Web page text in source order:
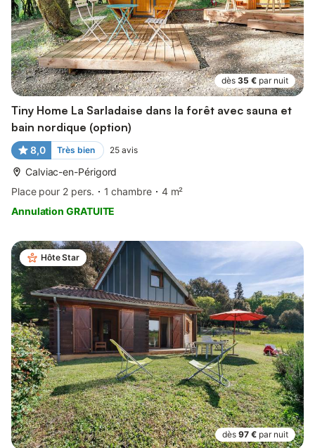
dès 35 € par nuit
Tiny Home La Sarladaise dans la forêt avec sauna et
bain nordique (option)
8,0 Très bien 25 avis
Calviac-en-Périgord
Place pour 2 pers.
1 chambre
4 m²
Annulation GRATUITE
Hôte Star
dès 97 € par nuit